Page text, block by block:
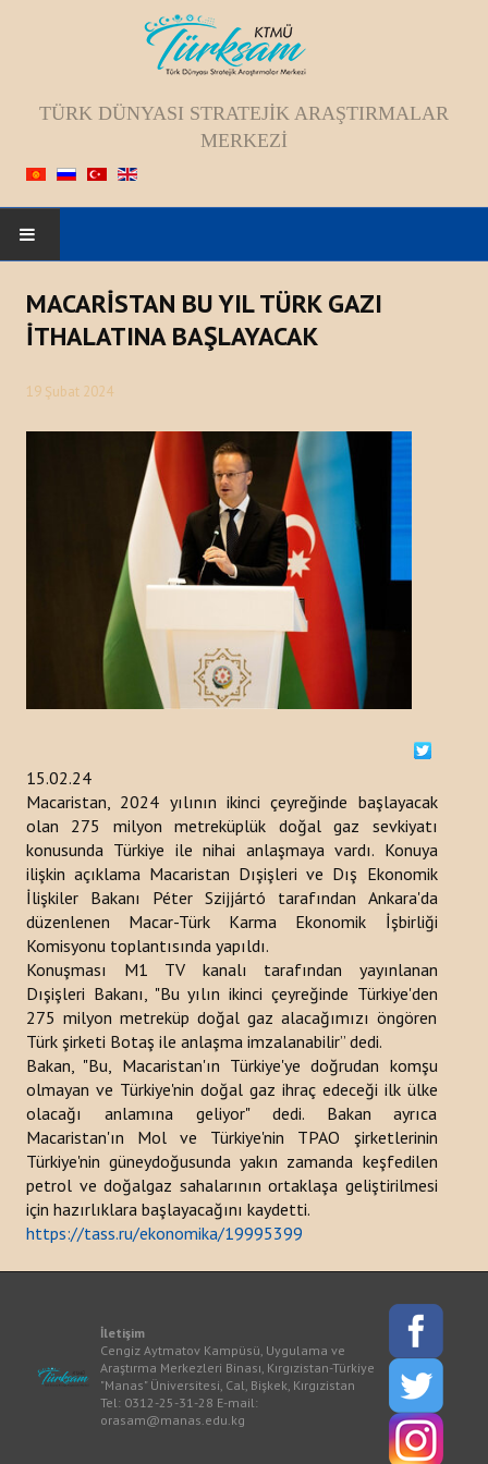
TÜRK DÜNYASI STRATEJIK ARAŞTIRMALAR
MERKEZI
ANASAYFA
HAKKIMIZDA
Kadromuz
Vizyon, Misyon, Amaç
ETKINLIKLER
DUYURULAR
HABERLER
Kazakistan
Türkiye
Türkmenistan
Özbekistan
Azerbaycan
YAYINLAR
Bültenler
Raporlar
Duyurular
Kitaplar
Türk Dünyası Stratejik Araştırmalar Merkezi Analizi
PROJELER
arama...
MACARİSTAN BU YIL TÜRK GAZI
İTHALATINA BAŞLAYACAK
19 Şubat 2024
15.02.24
Macaristan, 2024 yılının ikinci çeyreğinde başlayacak
olan 275 milyon metreküplük doğal gaz sevkiyatı
konusunda Türkiye ile nihai anlaşmaya vardı. Konuya
ilişkin açıklama Macaristan Dışişleri ve Dış Ekonomik
İlişkiler Bakanı Péter Szijjártó tarafından Ankara'da
düzenlenen Macar-Türk Karma Ekonomik İşbirliği
Komisyonu toplantısında yapıldı.
Konuşması M1 TV kanalı tarafından yayınlanan
Dışişleri Bakanı, "Bu yılın ikinci çeyreğinde Türkiye'den
275 milyon metreküp doğal gaz alacağımızı öngören
Türk şirketi Botaş ile anlaşma imzalanabilir” dedi.
Bakan, "Bu, Macaristan'ın Türkiye'ye doğrudan komşu
olmayan ve Türkiye'nin doğal gaz ihraç edeceği ilk ülke
olacağı anlamına geliyor" dedi. Bakan ayrıca
Macaristan'ın Mol ve Türkiye'nin TPAO şirketlerinin
Türkiye'nin güneydoğusunda yakın zamanda keşfedilen
petrol ve doğalgaz sahalarının ortaklaşa geliştirilmesi
için hazırlıklara başlayacağını kaydetti.
https://tass.ru/ekonomika/19995399
İletişim
Cengiz Aytmatov Kampüsü, Uygulama ve
Araştırma Merkezleri Binası, Kırgızistan-Türkiye
"Manas" Üniversitesi, Cal, Bişkek, Kırgızistan
Tel: 0312-25-31-28 E-mail:
orasam@manas.edu.kg